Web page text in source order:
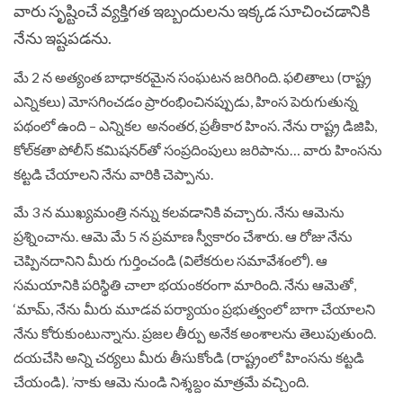
వారు సృష్టించే వ్యక్తిగత ఇబ్బందులను ఇక్కడ సూచించడానికి
నేను ఇష్టపడను.
మే 2 న అత్యంత బాధాకరమైన సంఘటన జరిగింది. ఫలితాలు (రాష్ట్ర
ఎన్నికలు) మోసగించడం ప్రారంభించినప్పుడు, హింస పెరుగుతున్న
పథంలో ఉంది – ఎన్నికల అనంతర, ప్రతీకార హింస. నేను రాష్ట్ర డిజిపి,
కోల్‌కతా పోలీస్ కమిషనర్‌తో సంప్రదింపులు జరిపాను… వారు హింసను
కట్టడి చేయాలని నేను వారికి చెప్పాను.
మే 3 న ముఖ్యమంత్రి నన్ను కలవడానికి వచ్చారు. నేను ఆమెను
ప్రశ్నించాను. ఆమె మే 5 న ప్రమాణ స్వీకారం చేశారు. ఆ రోజు నేను
చెప్పినదానిని మీరు గుర్తించండి (విలేకరుల సమావేశంలో). ఆ
సమయానికి పరిస్థితి చాలా భయంకరంగా మారింది. నేను ఆమెతో,
‘మామ్, నేను మీరు మూడవ పర్యాయం ప్రభుత్వంలో బాగా చేయాలని
నేను కోరుకుంటున్నాను. ప్రజల తీర్పు అనేక అంశాలను తెలుపుతుంది.
దయచేసి అన్ని చర్యలు మీరు తీసుకోండి (రాష్ట్రంలో హింసను కట్టడి
చేయండి). ’నాకు ఆమె నుండి నిశ్శబ్దం మాత్రమే వచ్చింది.